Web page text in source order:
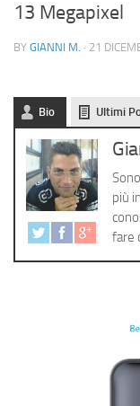
Recensioni
Contact Us
Cerca
13 Megapixel
BY GIANNI M. · 21
Bio Ultimi
più
fare